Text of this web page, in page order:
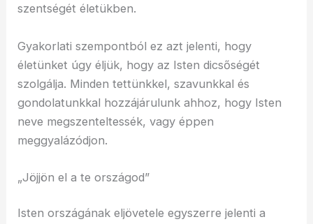
szentségét életükben.
Gyakorlati szempontból ez azt jelenti, hogy
életünket úgy éljük, hogy az Isten dicsőségét
szolgálja. Minden tettünkkel, szavunkkal és
gondolatunkkal hozzájárulunk ahhoz, hogy Isten
neve megszenteltessék, vagy éppen
meggyalázódjon.
„Jöjjön el a te országod”
Isten országának eljövetele egyszerre jelenti a